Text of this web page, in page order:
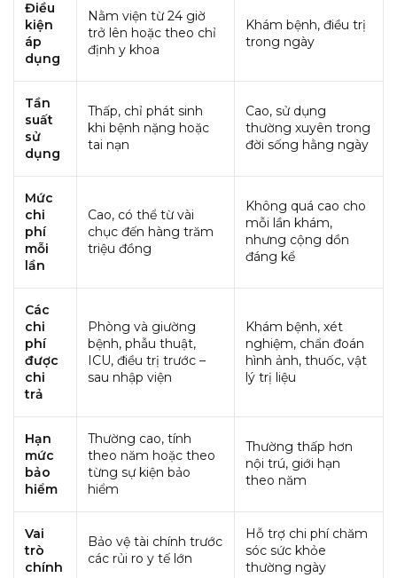
Điều
kiện
áp
dụng
Nằm viện từ 24 giờ
trở lên hoặc theo chỉ
định y khoa
Khám bệnh, điều trị
trong ngày
Tần
suất
sử
dụng
Thấp, chỉ phát sinh
khi bệnh nặng hoặc
tai nạn
Cao, sử dụng
thường xuyên trong
đời sống hằng ngày
Mức
chi
phí
mỗi
lần
Cao, có thể từ vài
chục đến hàng trăm
triệu đồng
Không quá cao cho
mỗi lần khám,
nhưng cộng dồn
đáng kể
Các
chi
phí
được
chi
trả
Phòng và giường
bệnh, phẫu thuật,
ICU, điều trị trước –
sau nhập viện
Khám bệnh, xét
nghiệm, chẩn đoán
hình ảnh, thuốc, vật
lý trị liệu
Hạn
mức
bảo
hiểm
Thường cao, tính
theo năm hoặc theo
từng sự kiện bảo
hiểm
Thường thấp hơn
nội trú, giới hạn
theo năm
Vai
trò
chính
Bảo vệ tài chính trước
các rủi ro y tế lớn
Hỗ trợ chi phí chăm
sóc sức khỏe
thường ngày